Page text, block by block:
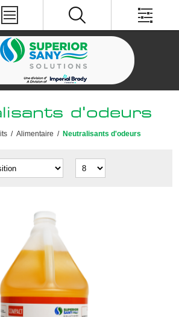
d'odeurs
/ Alimentaire / Neutralisants d'odeurs